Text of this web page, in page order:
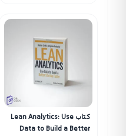
کتاب Lean Analytics: Use
Data to Build a Better